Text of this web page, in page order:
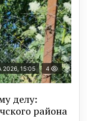
2026, 15:05 4
делу:
района